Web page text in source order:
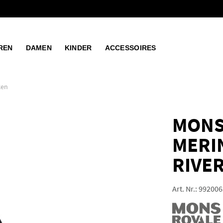
DAMEN KINDER ACCESSOIRES
Art. Nr.: